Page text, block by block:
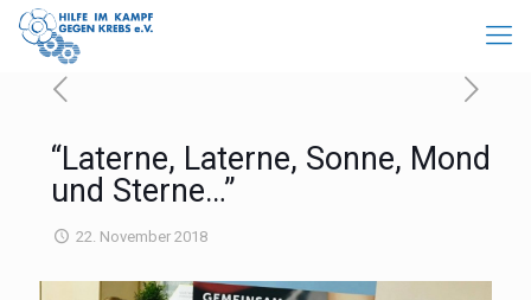
“Laterne, Laterne, Sonne, Mond
und Sterne…”
22. November 2018